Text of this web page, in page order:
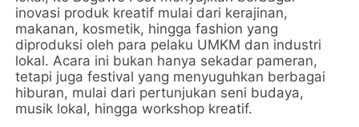
inovasi produk kreatif mulai dari kerajinan,
makanan, kosmetik, hingga fashion yang
diproduksi oleh para pelaku UMKM dan industri
lokal. Acara ini bukan hanya sekadar pameran,
tetapi juga festival yang menyuguhkan berbagai
hiburan, mulai dari pertunjukan seni budaya,
musik lokal, hingga workshop kreatif.